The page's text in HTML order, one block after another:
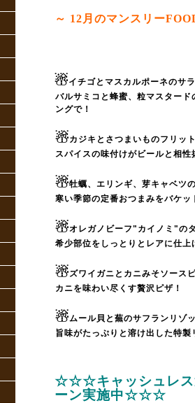
～ 12 月のマンスリー
☃イチゴとマスカルポーネのサ
バルサミコと蜂蜜、粒マスタード
ングで！
☃カジキとさつまいものフリット
スパイスの味付けがビールと相性
☃牡蠣、エリンギ、芽キャベツ
寒い季節の定番おつまみをバケッ
☃オレガノビーフ"カイノミ"の
希少部位をしっとりとレアに仕上
☃ズワイガニとカニみそソース
カニを味わい尽くす贅沢ピザ！
☃ムール貝と蕪のサフランリゾ
旨味がたっぷりと溶け出した特製
☆☆☆キャッシュレス
ーン実施中☆☆☆